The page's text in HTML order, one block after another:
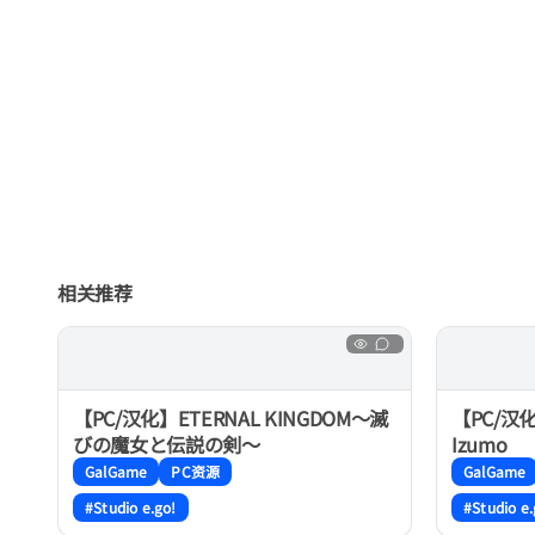
相关推荐
【PC/汉化】ETERNAL KINGDOM～滅
びの魔女と伝説の剣～
GalGame
PC资源
#Studio e.go!
【PC/汉
Izumo
GalGame
#Studio